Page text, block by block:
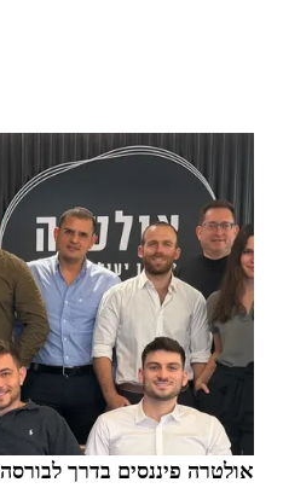
אולטרה פיננסים בדרך לבורסה